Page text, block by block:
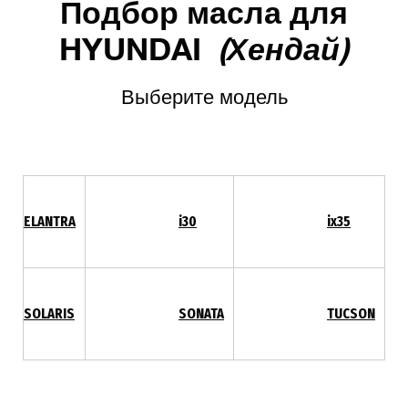
Подбор масла для
HYUNDAI (Хендай)
Выберите модель
ELANTRA i30 ix35
SOLARIS SONATA TUCSON